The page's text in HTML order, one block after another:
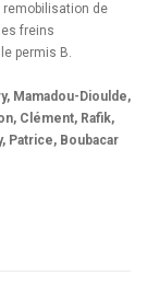
remobilisation de
freins
permis B.
Mamadou-Dioulde,
Clément, Rafik,
Patrice, Boubacar